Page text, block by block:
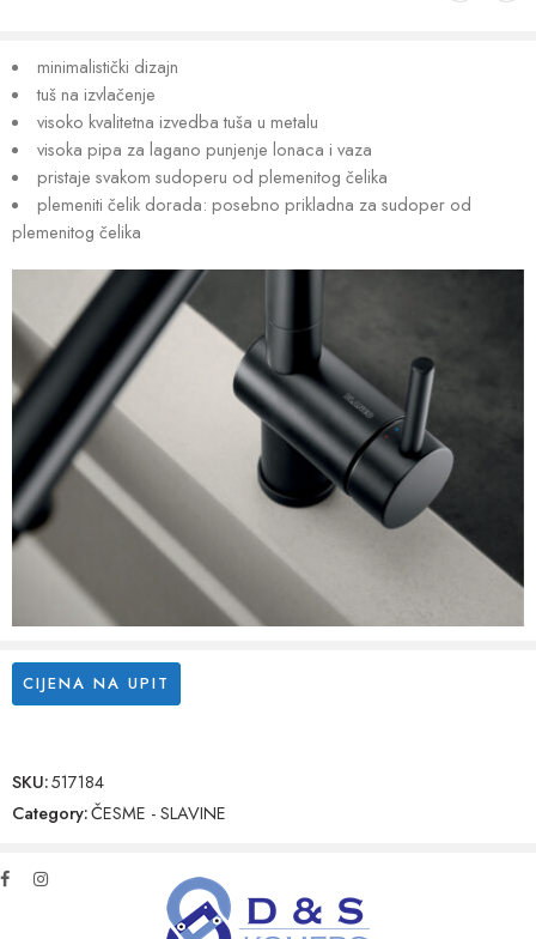
minimalistički dizajn
tuš na izvlačenje
visoko kvalitetna izvedba tuša u metalu
visoka pipa za lagano punjenje lonaca i vaza
pristaje svakom sudoperu od plemenitog čelika
plemeniti čelik dorada: posebno prikladna za sudoper od
plemenitog čelika
CIJENA NA UPIT
SKU:517184
Category:ČESME - SLAVINE